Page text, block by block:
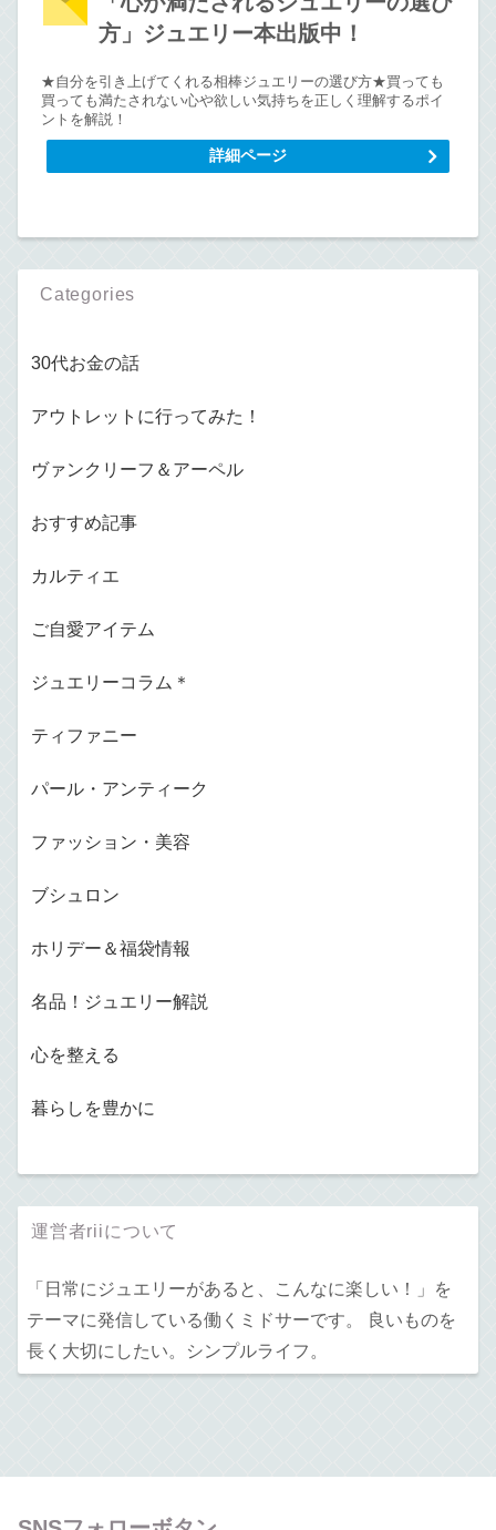
方」ジュエリー本出版中！
★自分を引き上げてくれる相棒ジュエリーの選び方★買っても
買っても満たされない心や欲しい気持ちを正しく理解するポイ
ントを解説！
詳細ページ
Categories
30代お金の話
アウトレットに行ってみた！
ヴァンクリーフ＆アーペル
おすすめ記事
カルティエ
ご自愛アイテム
ジュエリーコラム＊
ティファニー
パール・アンティーク
ファッション・美容
ブシュロン
ホリデー＆福袋情報
名品！ジュエリー解説
心を整える
暮らしを豊かに
運営者riiについて
「日常にジュエリーがあると、こんなに楽しい！」を
テーマに発信している働くミドサーです。 良いものを
長く大切にしたい。シンプルライフ。